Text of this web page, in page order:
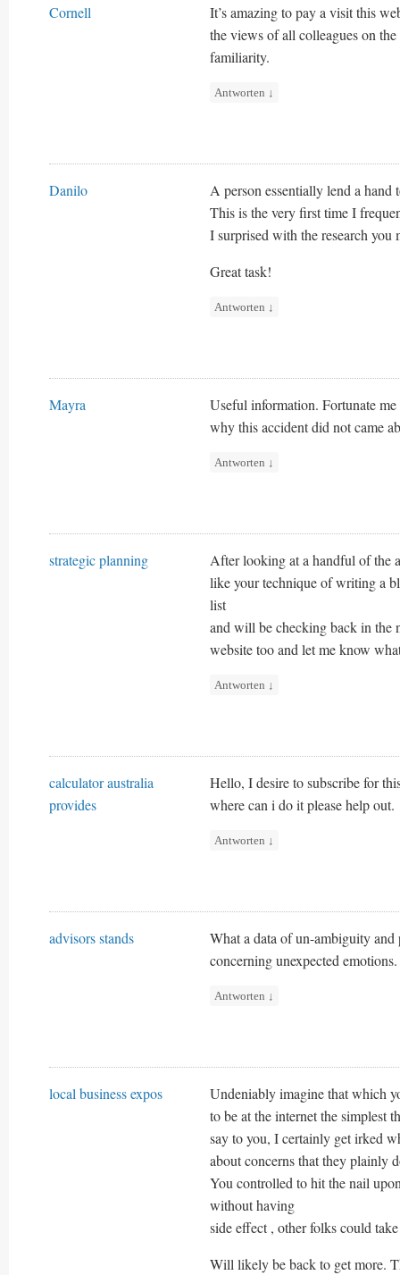
Cornell
It’s amazing to pay a visit this
the views of all colleagues on
familiarity.
Antworten ↓
Danilo
A person essentially lend a hand
This is the very first time I
I surprised with the research you
Great task!
Antworten ↓
Mayra
Useful information. Fortunate
why this accident did not came
Antworten ↓
strategic planning
After looking at a handful of the
like your technique of writing a
list
and will be checking back in the
website too and let me know
Antworten ↓
calculator australia
provides
Hello, I desire to subscribe for
where can i do it please help out.
Antworten ↓
advisors stands
What a data of un-ambiguity
concerning unexpected emotions.
Antworten ↓
local business expos
Undeniably imagine that which
to be at the internet the simplest
say to you, I certainly get irked
about concerns that they plainly
You controlled to hit the nail
without having
side effect , other folks could
Will likely be back to get more.